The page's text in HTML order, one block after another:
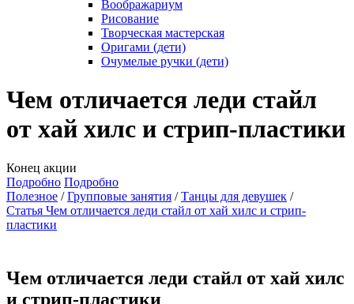
Воображариум
Рисование
Творческая мастерская
Оригами (дети)
Очумелые ручки (дети)
Чем отличается леди стайл
от хай хилс и стрип-пластики
Конец акции
Подробно Подробно
Полезное
Групповые занятия
Танцы для девушек
Статья Чем отличается леди стайл от хай хилс и стрип-
пластики
Чем отличается леди стайл от хай хилс
и стрип-пластики